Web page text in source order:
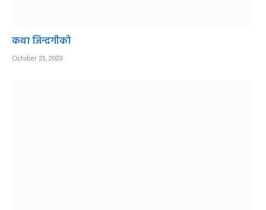
कथा जिन्दगीको
October 21, 2023